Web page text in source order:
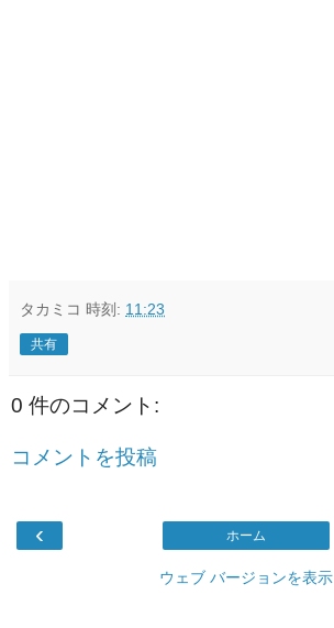
タカミコ 時刻: 11:23
共有
0 件のコメント:
コメントを投稿
‹ ホーム
ウェブ バージョンを表示